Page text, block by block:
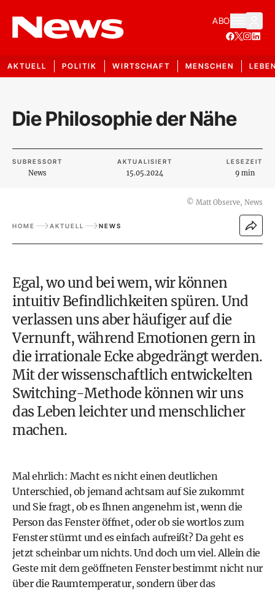
ABO
AKTUELL POLITIK WIRTSCHAFT MENSCHEN
Die Philosophie der Nähe
SUBRESSORT
News
AKTUALISIERT
15.05.2024
LESEZEIT
9 min
© Matt Observe, News
HOME AKTUELL NEWS
Egal, wo und bei wem, wir können
intuitiv Befindlichkeiten spüren. Und
verlassen uns aber häufiger auf die
Vernunft, während Emotionen gern in
die irrationale Ecke abgedrängt werden.
Mit der wissenschaftlich entwickelten
Switching-Methode können wir uns
das Leben leichter und menschlicher
machen.
Mal ehrlich: Macht es nicht einen deutlichen
Unterschied, ob jemand achtsam auf Sie zukommt
und Sie fragt, ob es Ihnen angenehm ist, wenn die
Person das Fenster öffnet, oder ob sie wortlos zum
Fenster stürmt und es einfach aufreißt? Da geht es
jetzt scheinbar um nichts. Und doch um viel. Allein die
Geste mit dem geöffneten Fenster bestimmt nicht nur
über die Raumtemperatur, sondern über das